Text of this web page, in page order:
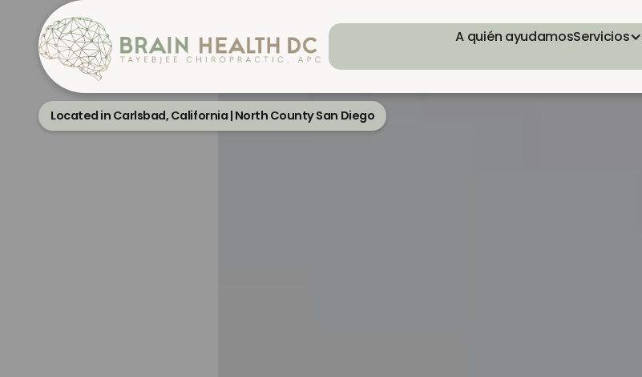
A quién ayudamosServicios
Located in Carlsbad, California | North County San Diego